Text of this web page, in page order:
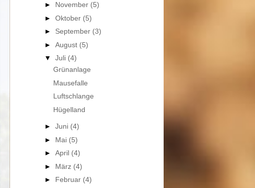
► November (5)
► Oktober (5)
► September (3)
► August (5)
▼ Juli (4)
Grünanlage
Mausefalle
Luftschlange
Hügelland
► Juni (4)
► Mai (5)
► April (4)
► März (4)
► Februar (4)